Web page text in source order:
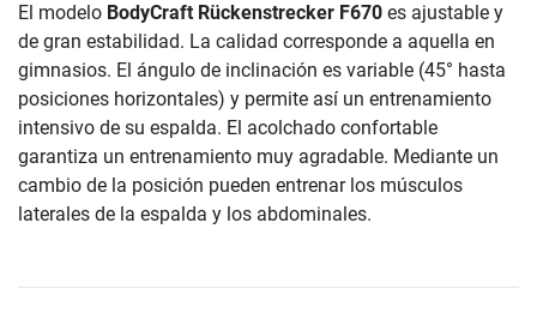
El modelo BodyCraft Rückenstrecker F670 es ajustable y
de gran estabilidad. La calidad corresponde a aquella en
gimnasios. El ángulo de inclinación es variable (45° hasta
posiciones horizontales) y permite así un entrenamiento
intensivo de su espalda. El acolchado confortable
garantiza un entrenamiento muy agradable. Mediante un
cambio de la posición pueden entrenar los músculos
laterales de la espalda y los abdominales.